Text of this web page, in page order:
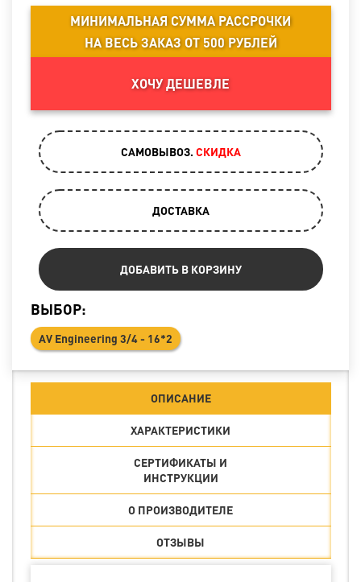
МИНИМАЛЬНАЯ СУММА РАССРОЧКИ
НА ВЕСЬ ЗАКАЗ ОТ 500 РУБЛЕЙ
ХОЧУ ДЕШЕВЛЕ
САМОВЫВОЗ. CКИДКА
ДОСТАВКА
ДОБАВИТЬ В КОРЗИНУ
ВЫБОР:
AV Engineering 3/4 - 16*2
ОПИСАНИЕ
ХАРАКТЕРИСТИКИ
СЕРТИФИКАТЫ И
ИНСТРУКЦИИ
О ПРОИЗВОДИТЕЛЕ
ОТЗЫВЫ